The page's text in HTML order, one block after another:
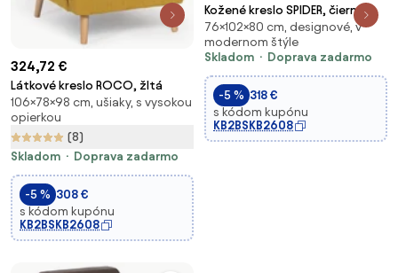
324,72 €
Látkové kreslo ROCO, žltá
106×78×98 cm, ušiaky, s vysokou
opierkou
(8)
Skladom
Doprava zadarmo
-5 % 308 €
s kódom kupónu
KB2BSKB2608
Kožené kreslo SPIDER, čierna
76×102×80 cm, designové, v
modernom štýle
Skladom
Doprava zadarmo
-5 % 318 €
s kódom kupónu
KB2BSKB2608